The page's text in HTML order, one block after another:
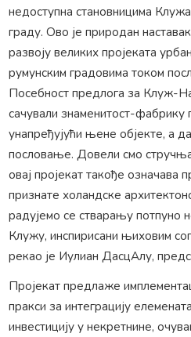
недоступна становницима
граду. Ово је природан
развоју великих пројеката
румунским градовима током
Посебност предлога за Клуж-
сачували знаменитост-фабрику
унапређујући њене објекте, а
пословање. Довели смо
овај пројекат такође означава
признате холандске
радујемо се стварању потпуно
Клужу, инспирисани њиховим
рекао је Иулиан ДасцАлу,
Пројекат предлаже
пракси за интеграцију
инвестицију у некретнине,